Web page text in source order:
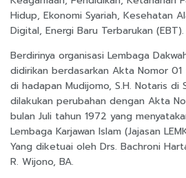
Hidup, Ekonomi Syariah, Kesehatan
Digital, Energi Baru Terbarukan (EBT).
Berdirinya organisasi Lembaga
didirikan berdasarkan Akta Nomor 01
di hadapan Mudijomo, S.H. Notaris di
dilakukan perubahan dengan Akta
bulan Juli tahun 1972 yang
Lembaga Karjawan Islam (Jajasan
Yang diketuai oleh Drs. Bachroni
R. Wijono, BA.